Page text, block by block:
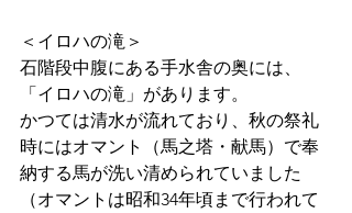
＜イロハの滝＞
石階段中腹にある手水舎の奥には、
「イロハの滝」があります。
かつては清水が流れており、秋の祭礼
時にはオマント（馬之塔・献馬）で奉
納する馬が洗い清められていました
（オマントは昭和34年頃まで行われて